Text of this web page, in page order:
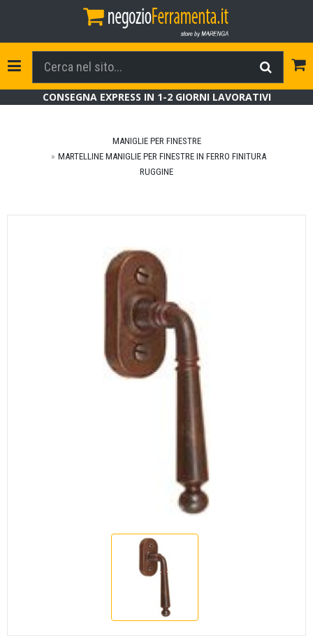
Toggle Navigation
CONSEGNA EXPRESS IN 1-2 GIORNI LAVORATIVI
MANIGLIE PER FINESTRE
MARTELLINE MANIGLIE PER FINESTRE IN FERRO FINITURA
RUGGINE